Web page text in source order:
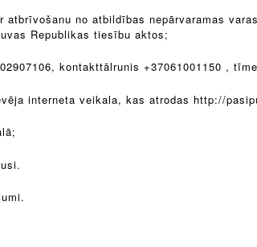
no atbildības nepārvaramas
Republikas tiesību aktos;
kontakttālrunis +37061001150 ,
interneta veikala, kas atrodas http://